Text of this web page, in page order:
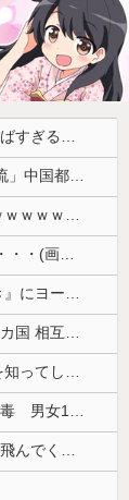
左遷された財務省エリートに待ち受ける運命がやばすぎる！と話題に、経歴自体はとんでもないものだが……
中国「大洪水！」三峡ダム「9門開放！（全力放流」中国都市「三峡沿線の道路水没」中国政府「高速道路封鎖！」中国ダム「緊急放流に合わせて開門（土砂崩れ発生」→
【吉報】 博多どんたくエチすぎるｗｗｗｗｗｗｗｗｗｗｗｗｗｗｗ
日向坂OGの最新ランジェリー、もうエグいだろ・・・(画像どーん)
欧州「日本だけ反則だろ…」 世界の『日本びいき』にヨーロッパ全土から不満の声
【緊急】サウジアラビアとパキスタン、トルコ３カ国 相互防衛協定締結
海外「日本なんて行くんじゃなかった…」 日本を知ってしまったディズニー信者、帰国後『本家』に失望する事態に
ドン・キホーテ露店「うなぎのかば焼き」で食中毒 男女14人が発熱や腹痛など訴え…サルモネラ属の菌検出
【動画】高速道路を走行中の車からリアガラスが飛んでくる事故(ﾟoﾟ)